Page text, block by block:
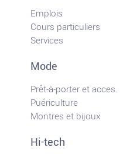
Emplois
Cours particuliers
Services
Mode
Prêt-à-porter et acces.
Puériculture
Montres et bijoux
Hi-tech